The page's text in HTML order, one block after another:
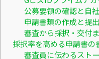
公募要領の確認と自
申請書類の作成と提出
審査から採択・交付
採択率を高める申請書の
審査員に伝わるスト